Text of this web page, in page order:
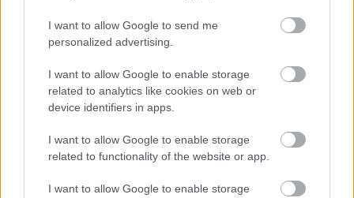
I want to allow Google to send me
personalized advertising.
I want to allow Google to enable storage
related to analytics like cookies on web or
device identifiers in apps.
I want to allow Google to enable storage
related to functionality of the website or app.
I want to allow Google to enable storage
BEST OFINTERNET